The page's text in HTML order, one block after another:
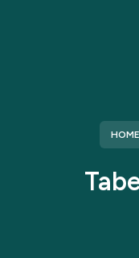
HOME